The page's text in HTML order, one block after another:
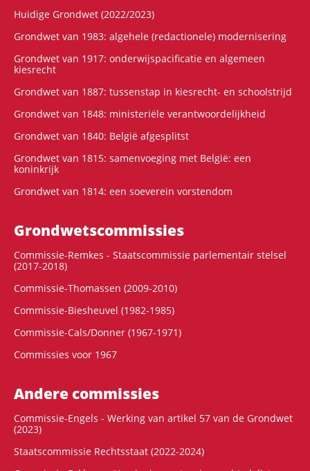
Huidige Grondwet (2022/2023)
Grondwet van 1983: algehele (redactionele) modernisering
Grondwet van 1917: onderwijspacificatie en algemeen
kiesrecht
Grondwet van 1887: tussenstap in kiesrecht- en schoolstrijd
Grondwet van 1848: ministeriële verantwoordelijkheid
Grondwet van 1840: België afgesplitst
Grondwet van 1815: samenvoeging met België: een
koninkrijk
Grondwet van 1814: een soeverein vorstendom
Grondwets­commissies
Commissie-Remkes - Staatscommissie parlementair stelsel
(2017-2018)
Commissie-Thomassen (2009-2010)
Commissie-Biesheuvel (1982-1985)
Commissie-Cals/Donner (1967-1971)
Commissies voor 1967
Andere commissies
Commissie-Engels - Werking van artikel 57 van de Grondwet
(2023)
Staatscommissie Rechtsstaat (2022-2024)